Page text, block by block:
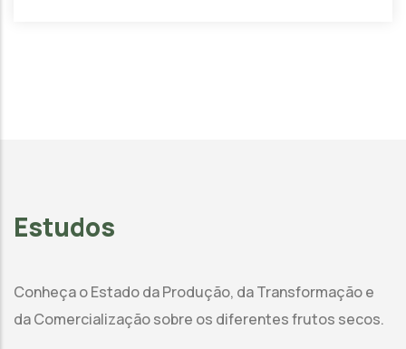
Estudos
Conheça o Estado da Produção, da Transformação e
da Comercialização sobre os diferentes frutos secos.